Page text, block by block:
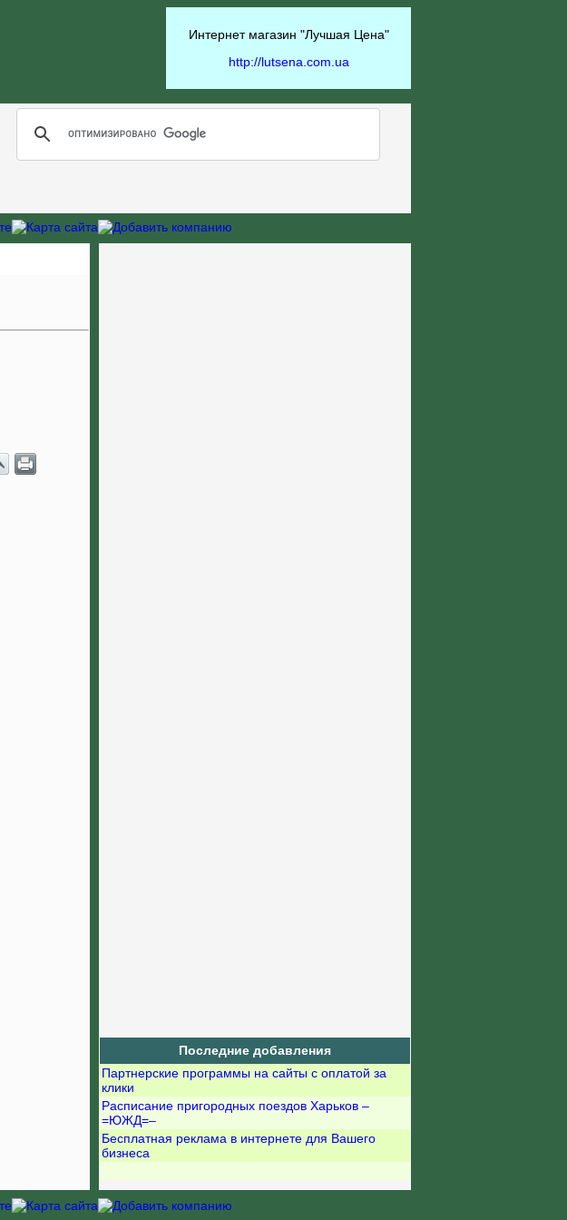
Интернет магазин "Лучшая Цена"
http://lutsena.com.ua
Последние добавления
Партнерские программы на сайты с оплатой за
клики
Расписание пригородных поездов Харьков –
=ЮЖД=–
Бесплатная реклама в интернете для Вашего
бизнеса